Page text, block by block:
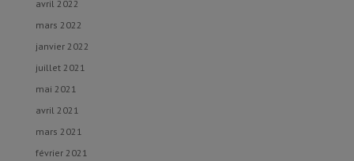
avril 2022
mars 2022
janvier 2022
juillet 2021
mai 2021
avril 2021
mars 2021
février 2021